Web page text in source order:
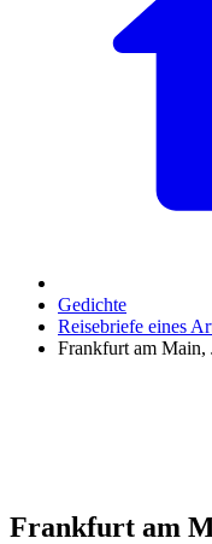
Gedichte
Reisebriefe eines
Frankfurt am Main,
Frankfurt am